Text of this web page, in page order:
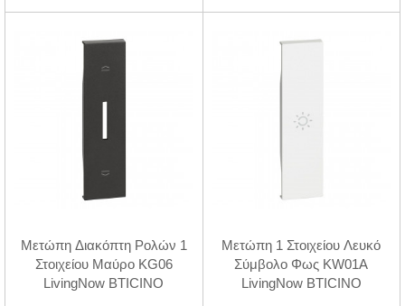
Μετώπη Διακόπτη Ρολών 1
Στοιχείου Μαύρο KG06
LivingNow BTICINO
Μετώπη 1 Στοιχείου Λευκό
Σύμβολο Φως KW01A
LivingNow BTICINO